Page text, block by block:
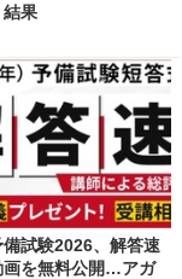
結果
試験2026、解答速
画を無料公開…アガ